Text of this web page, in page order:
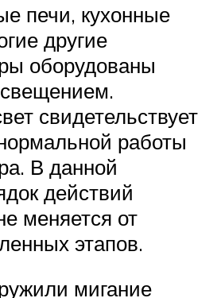
печи, кухонные
другие
оборудованы
свидетельствует
работы
В данной
действий
меняется от
этапов.
мигание